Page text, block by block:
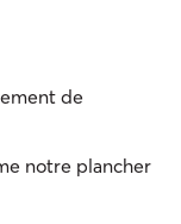
de
notre plancher